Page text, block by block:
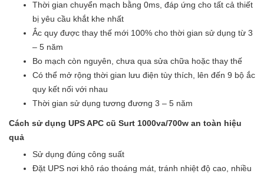
Thời gian chuyển mạch bằng 0ms, đáp ứng cho tất cả thiết
bị yêu cầu khắt khe nhất
Ắc quy được thay thế mới 100% cho thời gian sử dụng từ 3
– 5 năm
Bo mạch còn nguyên, chưa qua sửa chữa hoặc thay thế
Có thể mở rộng thời gian lưu điện tùy thích, lên đến 9 bộ ắc
quy kết nối với nhau
Thời gian sử dụng tương đương 3 – 5 năm
Cách sử dụng UPS APC cũ Surt 1000va/700w an toàn hiệu
quả
Sử dụng đúng công suất
Đặt UPS nơi khô ráo thoáng mát, tránh nhiệt độ cao, nhiều